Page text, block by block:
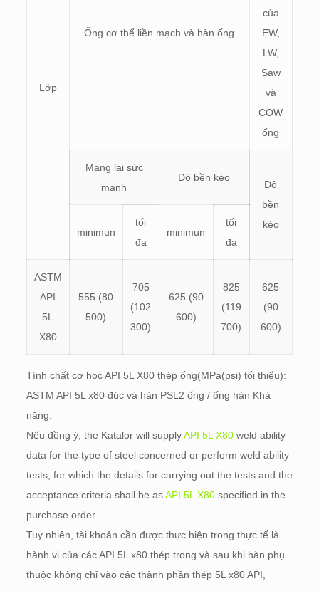
Lớp
Ống cơ thể liền mạch và hàn ống
của
EW,
LW,
Saw
và
COW
ống
Mang lại sức
mạnh
Độ bền kéo
Độ
bền
kéo
minimun
tối
đa
minimun
tối
đa
ASTM
API
5L
X80
555 (80
500)
705
(102
300)
625 (90
600)
825
(119
700)
625
(90
600)
Tính chất cơ học API 5L X80 thép ống(MPa(psi) tối thiểu):
ASTM API 5L x80 đúc và hàn PSL2 ống / ống hàn Khả
năng:
Nếu đồng ý, the Katalor will supplyAPI 5L X80 weld ability
data for the type of steel concerned or perform weld ability
tests, for which the details for carrying out the tests and the
acceptance criteria shall be asAPI 5L X80 specified in the
purchase order.
Tuy nhiên, tài khoản cần được thực hiện trong thực tế là
hành vi của các API 5L x80 thép trong và sau khi hàn phụ
thuộc không chỉ vào các thành phần thép 5L x80 API,